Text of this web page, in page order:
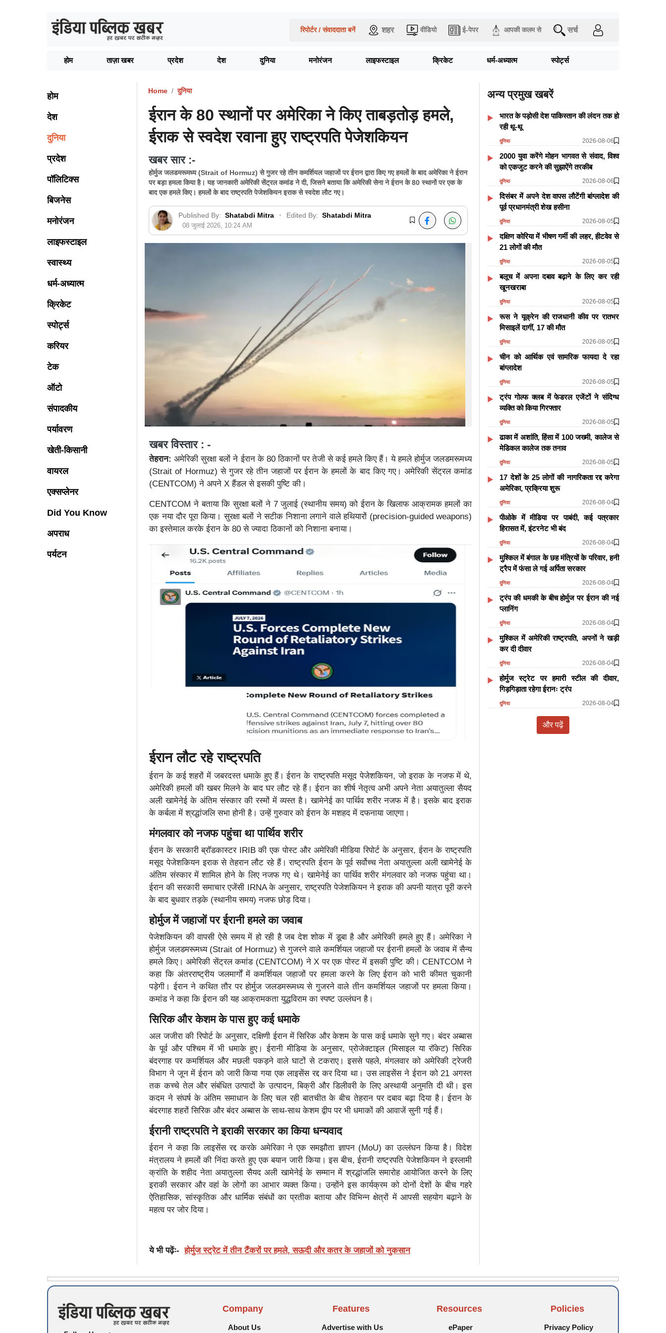
रिपोर्टर / संवाददाता बनें शहर वीडियो ई-पेपर आपकी कलम से सर्च
होम ताज़ा खबर प्रदेश देश दुनिया मनोरंजन लाइफस्टाइल क्रिकेट धर्म-अध्यात्म स्पोर्ट्स
होम
देश
दुनिया
प्रदेश
पॉलिटिक्स
बिजनेस
मनोरंजन
लाइफस्टाइल
स्वास्थ्य
धर्म-अध्यात्म
क्रिकेट
स्पोर्ट्स
करियर
टेक
ऑटो
संपादकीय
पर्यावरण
खेती-किसानी
वायरल
एक्सप्लेनर
Did You Know
अपराध
पर्यटन
Home दुनिया
ईरान के 80 स्थानों पर अमेरिका ने किए ताबड़तोड़ हमले,
ईराक से स्वदेश रवाना हुए राष्ट्रपति पेजेशकियन
खबर सार :-
होर्मुज जलडमरूमध्य (Strait of Hormuz) से गुजर रहे तीन कमर्शियल जहाजों पर ईरान द्वारा किए गए हमलों के बाद अमेरिका ने ईरान
पर बड़ा हमला किया है। यह जानकारी अमेरिकी सेंट्रल कमांड ने दी, जिसने बताया कि अमेरिकी सेना ने ईरान के 80 स्थानों पर एक के
बाद एक हमले किए। हमलों के बाद राष्ट्रपति पेजेशकियन इराक से स्वदेश लौट गए।
Published By: Shatabdi Mitra • Edited By: Shatabdi Mitra
08 जुलाई 2026, 10:24 AM
खबर विस्तार : -
तेहरान:अमेरिकी सुरक्षा बलों ने ईरान के 80 ठिकानों पर तेजी से कई हमले किए हैं। ये हमले होर्मुज जलडमरूमध्य
(Strait of Hormuz) से गुजर रहे तीन जहाजों पर ईरान के हमलों के बाद किए गए। अमेरिकी सेंट्रल कमांड
(CENTCOM) ने अपने X हैंडल से इसकी पुष्टि की।
CENTCOM ने बताया कि सुरक्षा बलों ने 7 जुलाई (स्थानीय समय) को ईरान के खिलाफ आक्रामक हमलों का
एक नया दौर पूरा किया। सुरक्षा बलों ने सटीक निशाना लगाने वाले हथियारों (precision-guided weapons)
का इस्तेमाल करके ईरान के 80 से ज्यादा ठिकानों को निशाना बनाया।
ईरान लौट रहे राष्ट्रपति
ईरान के कई शहरों में जबरदस्त धमाके हुए हैं। ईरान के राष्ट्रपति मसूद पेजेशकियन, जो इराक के नजफ में थे,
अमेरिकी हमलों की खबर मिलने के बाद घर लौट रहे हैं। ईरान का शीर्ष नेतृत्व अभी अपने नेता अयातुल्ला सैयद
अली खामेनेई के अंतिम संस्कार की रस्मों में व्यस्त है। खामेनेई का पार्थिव शरीर नजफ में है। इसके बाद इराक
के कर्बला में श्रद्धांजलि सभा होनी है। उन्हें गुरुवार को ईरान के मशहद में दफनाया जाएगा।
मंगलवार को नजफ पहुंचा था पार्थिव शरीर
ईरान के सरकारी ब्रॉडकास्टर IRIB की एक पोस्ट और अमेरिकी मीडिया रिपोर्ट के अनुसार, ईरान के राष्ट्रपति
मसूद पेजेशकियन इराक से तेहरान लौट रहे हैं। राष्ट्रपति ईरान के पूर्व सर्वोच्च नेता अयातुल्ला अली खामेनेई के
अंतिम संस्कार में शामिल होने के लिए नजफ गए थे। खामेनेई का पार्थिव शरीर मंगलवार को नजफ पहुंचा था।
ईरान की सरकारी समाचार एजेंसी IRNA के अनुसार, राष्ट्रपति पेजेशकियन ने इराक की अपनी यात्रा पूरी करने
के बाद बुधवार तड़के (स्थानीय समय) नजफ छोड़ दिया।
होर्मुज में जहाजों पर ईरानी हमले का जवाब
पेजेशकियन की वापसी ऐसे समय में हो रही है जब देश शोक में डूबा है और अमेरिकी हमले हुए हैं। अमेरिका ने
होर्मुज जलडमरूमध्य (Strait of Hormuz) से गुजरने वाले कमर्शियल जहाजों पर ईरानी हमलों के जवाब में सैन्य
हमले किए। अमेरिकी सेंट्रल कमांड (CENTCOM) ने X पर एक पोस्ट में इसकी पुष्टि की। CENTCOM ने
कहा कि अंतरराष्ट्रीय जलमार्गों में कमर्शियल जहाजों पर हमला करने के लिए ईरान को भारी कीमत चुकानी
पड़ेगी। ईरान ने कथित तौर पर होर्मुज जलडमरूमध्य से गुजरने वाले तीन कमर्शियल जहाजों पर हमला किया।
कमांड ने कहा कि ईरान की यह आक्रामकता युद्धविराम का स्पष्ट उल्लंघन है।
सिरिक और केशम के पास हुए कई धमाके
अल जजीरा की रिपोर्ट के अनुसार, दक्षिणी ईरान में सिरिक और केशम के पास कई धमाके सुने गए। बंदर अब्बास
के पूर्व और पश्चिम में भी धमाके हुए। ईरानी मीडिया के अनुसार, प्रोजेक्टाइल (मिसाइल या रॉकेट) सिरिक
बंदरगाह पर कमर्शियल और मछली पकड़ने वाले घाटों से टकराए। इससे पहले, मंगलवार को अमेरिकी ट्रेजरी
विभाग ने जून में ईरान को जारी किया गया एक लाइसेंस रद्द कर दिया था। उस लाइसेंस ने ईरान को 21 अगस्त
तक कच्चे तेल और संबंधित उत्पादों के उत्पादन, बिक्री और डिलीवरी के लिए अस्थायी अनुमति दी थी। इस
कदम ने संघर्ष के अंतिम समाधान के लिए चल रही बातचीत के बीच तेहरान पर दबाव बढ़ा दिया है। ईरान के
बंदरगाह शहरों सिरिक और बंदर अब्बास के साथ-साथ केशम द्वीप पर भी धमाकों की आवाजें सुनी गई हैं।
ईरानी राष्ट्रपति ने इराकी सरकार का किया धन्यवाद
ईरान ने कहा कि लाइसेंस रद्द करके अमेरिका ने एक समझौता ज्ञापन (MoU) का उल्लंघन किया है। विदेश
मंत्रालय ने हमलों की निंदा करते हुए एक बयान जारी किया। इस बीच, ईरानी राष्ट्रपति पेजेशकियन ने इस्लामी
क्रांति के शहीद नेता अयातुल्ला सैयद अली खामेनेई के सम्मान में श्रद्धांजलि समारोह आयोजित करने के लिए
इराकी सरकार और वहां के लोगों का आभार व्यक्त किया। उन्होंने इस कार्यक्रम को दोनों देशों के बीच गहरे
ऐतिहासिक, सांस्कृतिक और धार्मिक संबंधों का प्रतीक बताया और विभिन्न क्षेत्रों में आपसी सहयोग बढ़ाने के
महत्व पर जोर दिया।
ये भी पढ़ेंः- होर्मुज स्‍ट्रेट में तीन टैंकरों पर हमले, सऊदी और कतर के जहाजों को नुकसान
अन्य प्रमुख खबरें
भारत के पड़ोसी देश पाकिस्तान की लंदन तक हो
रही थू-थू
दुनिया 2026-08-06
2000 युवा करेंगे मोहन भागवत से संवाद, विश्व
को एकजुट करने की सुझाऐंगे तरकीब
दुनिया 2026-08-06
दिसंबर में अपने देश वापस लौटेंगी बांग्लादेश की
पूर्व प्रधानमंत्री शेख हसीना
दुनिया 2026-08-05
दक्षिण कोरिया में भीषण गर्मी की लहर, हीटवेव से
21 लोगों की मौत
दुनिया 2026-08-05
बलूच में अपना दबाव बढ़ाने के लिए कर रही
खूनखराबा
दुनिया 2026-08-05
रूस ने यूक्रेन की राजधानी कीव पर रातभर
मिसाइलें दागीं, 17 की मौत
दुनिया 2026-08-05
चीन को आर्थिक एवं सामरिक फायदा दे रहा
बांग्लादेश
दुनिया 2026-08-05
ट्रंप गोल्फ क्लब में फेडरल एजेंटों ने संदिग्ध
व्यक्ति को किया गिरफ्तार
दुनिया 2026-08-05
ढाका में अशांति, हिंसा में 100 जख्मी, कालेज से
मेडिकल कालेज तक तनाव
दुनिया 2026-08-05
17 देशों के 25 लोगों की नागरिकता रद्द करेगा
अमेरिका, प्रक्रिया शुरू
दुनिया 2026-08-04
पीओके में मीडिया पर पाबंदी, कई पत्रकार
हिरासत में, इंटरनेट भी बंद
दुनिया 2026-08-04
मुश्किल में बंगाल के छह मंत्रियों के परिवार, हनी
ट्रैप में फंसा ले गई अर्पिता सरकार
दुनिया 2026-08-04
ट्रंप की धमकी के बीच होर्मुज पर ईरान की नई
प्लानिंग
दुनिया 2026-08-04
मुश्किल में अमेरिकी राष्ट्रपति, अपनों ने खड़ी
कर दी दीवार
दुनिया 2026-08-04
होर्मुज स्ट्रेट पर हमारी स्टील की दीवार,
गिड़गिड़ाता रहेगा ईरानः ट्रंप
दुनिया 2026-08-04
और पढ़ें
Company
About Us
Features
Advertise with Us
Resources
ePaper
Policies
Privacy Policy